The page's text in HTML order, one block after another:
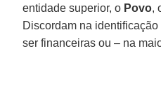
entidade superior, o Povo,
Discordam na
ser financeiras ou – na